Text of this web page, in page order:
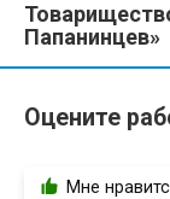
Папанинцев»
Оцените
Мне